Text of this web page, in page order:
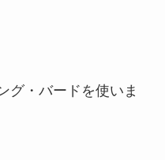
グ・バードを使いま